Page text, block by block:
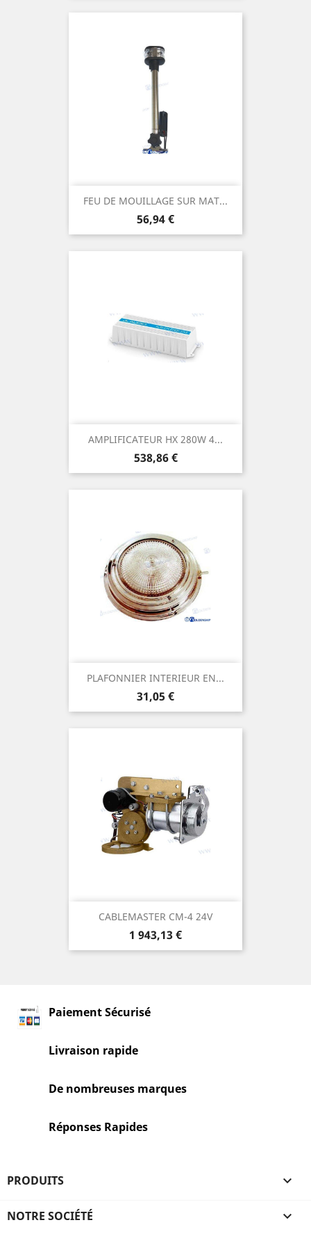
FEU DE MOUILLAGE SUR MAT...
Prix
56,94 €
AMPLIFICATEUR HX 280W 4...
Prix
538,86 €
PLAFONNIER INTERIEUR EN...
Prix
31,05 €
CABLEMASTER CM-4 24V
Prix
1 943,13 €
Paiement Sécurisé
Livraison rapide
De nombreuses marques
Réponses Rapides
PRODUITS 
NOTRE SOCIÉTÉ 